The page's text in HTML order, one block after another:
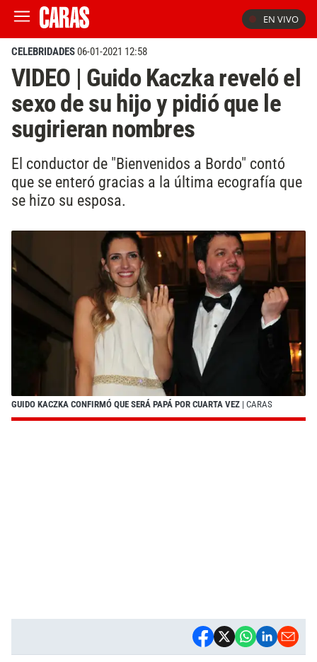
EN VIVO
CELEBRIDADES06-01-2021 12:58
VIDEO | Guido Kaczka reveló el
sexo de su hijo y pidió que le
sugirieran nombres
El conductor de "Bienvenidos a Bordo" contó
que se enteró gracias a la última ecografía que
se hizo su esposa.
GUIDO KACZKA CONFIRMÓ QUE SERÁ PAPÁ POR CUARTA VEZ | CARAS